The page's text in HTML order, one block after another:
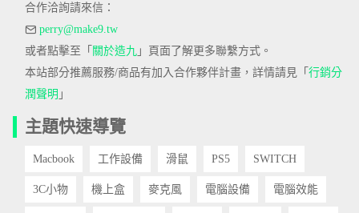
合作洽詢請來信：
perry@make9.tw
或者點擊至「 關於造九 」頁面了解更多聯繫方式。
本站部分推薦服務/商品有加入合作夥伴計畫，詳情請見「 行銷分
潤聲明 」
主題快速導覽
Macbook 工作設備 滑鼠 PS5 SWITCH
3C小物 機上盒 麥克風 電腦設備 電腦效能